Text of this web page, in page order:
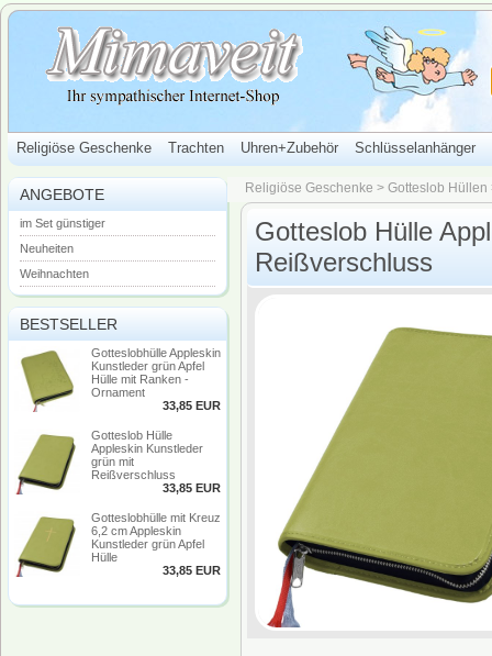
Religiöse Geschenke Trachten Uhren+Zubehör Schlüsselanhänger
ANGEBOTE
im Set günstiger
Neuheiten
Weihnachten
BESTSELLER
Gotteslobhülle Appleskin
Kunstleder grün Apfel
Hülle mit Ranken -
Ornament
33,85 EUR
Gotteslob Hülle
Appleskin Kunstleder
grün mit
Reißverschluss
33,85 EUR
Gotteslobhülle mit Kreuz
6,2 cm Appleskin
Kunstleder grün Apfel
Hülle
33,85 EUR
Religiöse Geschenke > Gotteslob Hüllen
Gotteslob Hülle
Reißverschluss